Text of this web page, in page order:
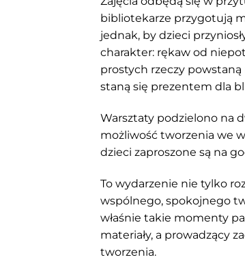
bibliotekarze przygotują
jednak, by dzieci
charakter: rękaw od
prostych rzeczy
staną się prezentem dla
Warsztaty podzielono na
możliwość tworzenia we
dzieci zaproszone są na
To wydarzenie nie tylko
wspólnego, spokojnego
właśnie takie momenty
materiały, a prowadzący
tworzenia.